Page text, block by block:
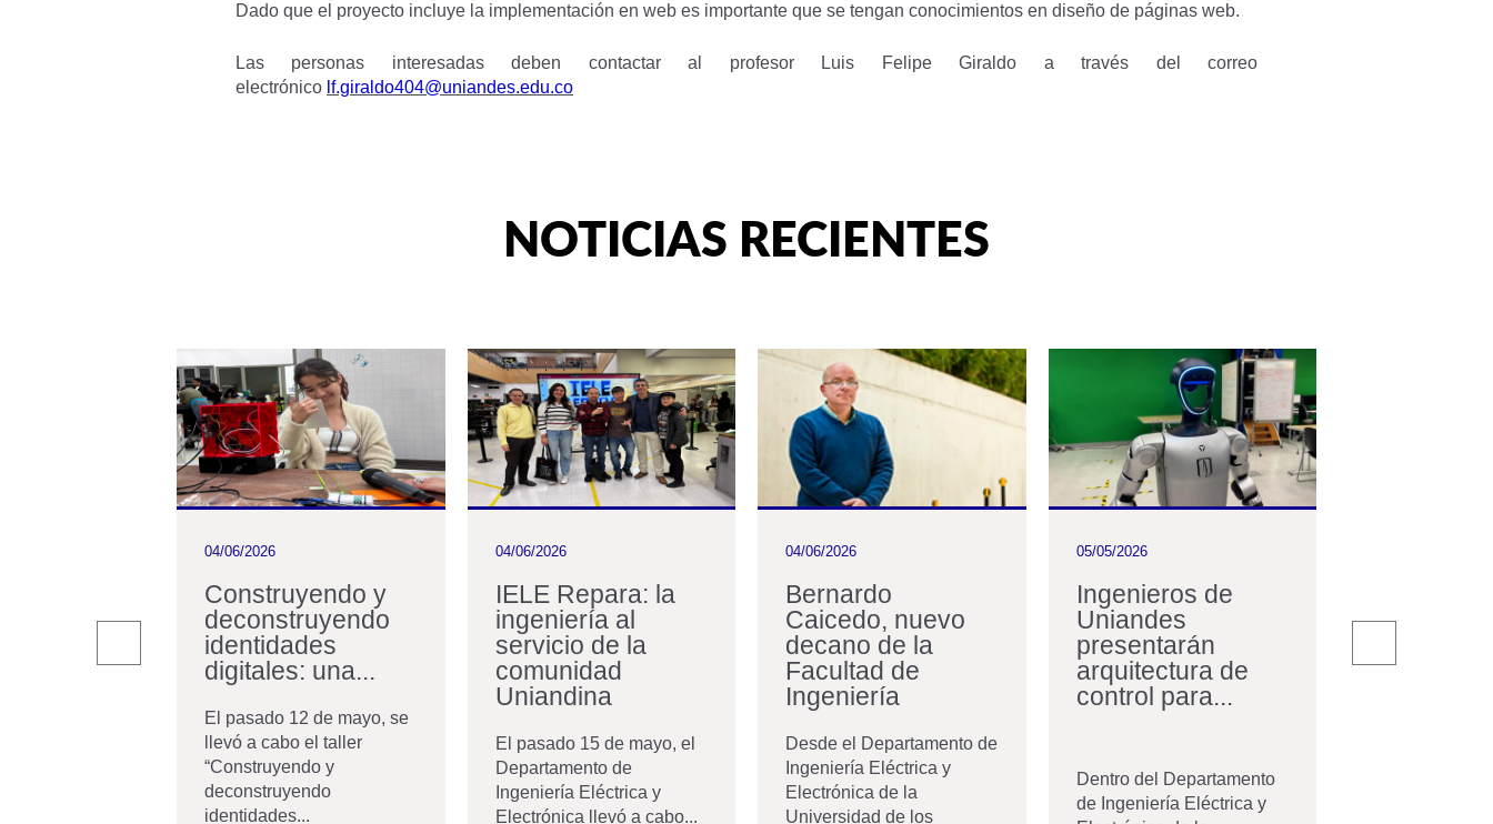
Dado que el proyecto incluye la implementación en web es importante que se tengan conocimientos en diseño de páginas web.
Las personas interesadas deben contactar al profesor Luis Felipe Giraldo a través del correo
electrónico lf.giraldo404@uniandes.edu.co
NOTICIAS RECIENTES
acredita
04/06/2026
Construyendo y
deconstruyendo
identidades
digitales: una...
El pasado 12 de mayo, se
llevó a cabo el taller
“Construyendo y
deconstruyendo
identidades...
04/06/2026
IELE Repara: la
ingeniería al
servicio de la
comunidad
Uniandina
El pasado 15 de mayo, el
Departamento de
Ingeniería Eléctrica y
Electrónica llevó a cabo...
04/06/2026
Bernardo
Caicedo, nuevo
decano de la
Facultad de
Ingeniería
Desde el Departamento de
Ingeniería Eléctrica y
Electrónica de la
Universidad de los
05/05/2026
Ingenieros de
Uniandes
presentarán
arquitectura de
control para...
Dentro del Departamento
de Ingeniería Eléctrica y
nos
Occidente